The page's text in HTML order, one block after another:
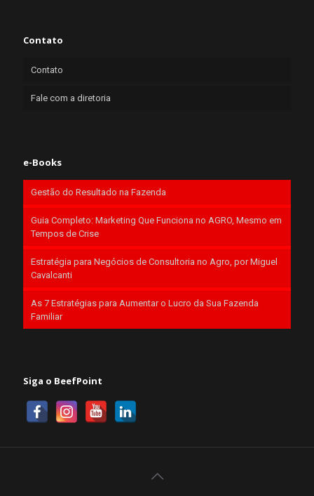
Contato
Contato
Fale com a diretoria
e-Books
Gestão do Resultado na Fazenda
Guia Completo: Marketing Que Funciona no AGRO, Mesmo em
Tempos de Crise
Estratégia para Negócios de Consultoria no Agro, por Miguel
Cavalcanti
As 7 Estratégias para Aumentar o Lucro da Sua Fazenda
Familiar
Siga o BeefPoint